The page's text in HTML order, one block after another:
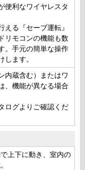
便利なワイヤレスタ
える『セーブ運転』
リモコンの機能も数
。手元の簡単な操作
します。
内蔵含む）またはワ
、機能が異なる場合
ログよりご確認くだ
上下に動き、室内の